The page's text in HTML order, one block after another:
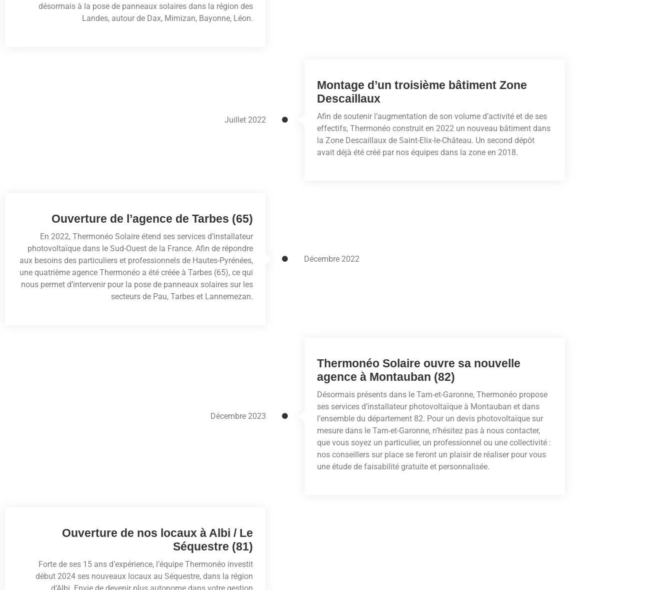
désormais à la pose de panneaux solaires dans la région des
Landes, autour de Dax, Mimizan, Bayonne, Léon.
Montage d’un troisième bâtiment Zone
Descaillaux
Afin de soutenir l’augmentation de son volume d’activité et de ses
effectifs, Thermonéo construit en 2022 un nouveau bâtiment dans
la Zone Descaillaux de Saint-Elix-le-Château. Un second dépôt
avait déjà été créé par nos équipes dans la zone en 2018.
Juillet 2022
Ouverture de l’agence de Tarbes (65)
En 2022, Thermonéo Solaire étend ses services d’installateur
photovoltaïque dans le Sud-Ouest de la France. Afin de répondre
aux besoins des particuliers et professionnels de Hautes-Pyrénées,
une quatrième agence Thermonéo a été créée à Tarbes (65), ce qui
nous permet d’intervenir pour la pose de panneaux solaires sur les
secteurs de Pau, Tarbes et Lannemezan.
Décembre 2022
Thermonéo Solaire ouvre sa nouvelle
agence à Montauban (82)
Désormais présents dans le Tarn-et-Garonne, Thermonéo propose
ses services d’installateur photovoltaïque à Montauban et dans
l’ensemble du département 82. Pour un devis photovoltaïque sur
mesure dans le Tarn-et-Garonne, n’hésitez pas à nous contacter,
que vous soyez un particulier, un professionnel ou une collectivité :
nos conseillers sur place se feront un plaisir de réaliser pour vous
une étude de faisabilité gratuite et personnalisée.
Décembre 2023
Ouverture de nos locaux à Albi / Le
Séquestre (81)
Forte de ses 15 ans d’expérience, l’équipe Thermonéo investit
début 2024 ses nouveaux locaux au Séquestre, dans la région